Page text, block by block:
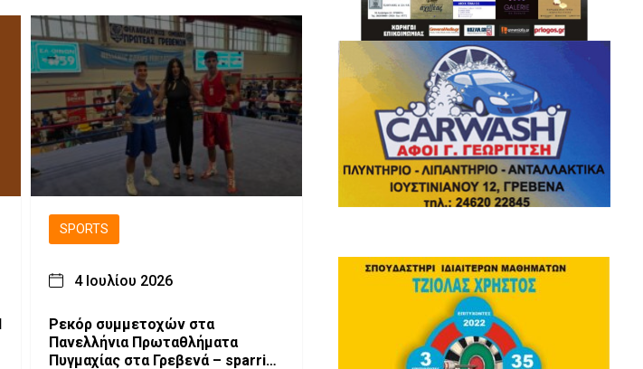
SPORTS
4 Ιουλίου 2026
Ρεκόρ συμμετοχών στα
Πανελλήνια Πρωταθλήματα
Πυγμαχίας στα Γρεβενά – sparring